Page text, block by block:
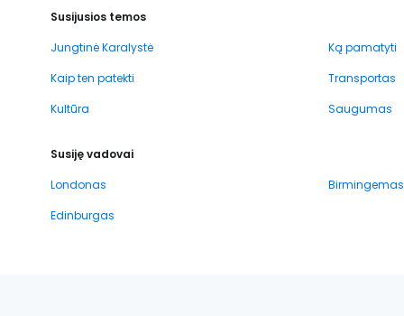
Susijusios temos
Jungtinė Karalystė
Ką pamatyti
Kaip ten patekti
Transportas
Kultūra
Saugumas
Susiję vadovai
Londonas
Birmingemas
Edinburgas